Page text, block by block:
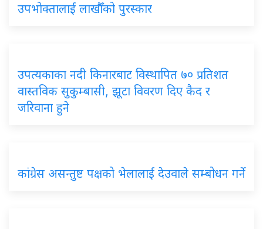
उपभोक्तालाई लाखौँको पुरस्कार
उपत्यकाका नदी किनारबाट विस्थापित ७० प्रतिशत
वास्तविक सुकुम्बासी, झूटा विवरण दिए कैद र
जरिवाना हुने
कांग्रेस असन्तुष्ट पक्षको भेलालाई देउवाले सम्बोधन गर्ने